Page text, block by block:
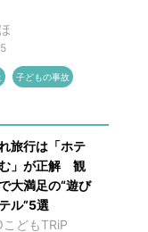
子どもの事故
旅行は「ホテ
」が正解 観
大満足の“遊び
ル”5選
どもTRiP